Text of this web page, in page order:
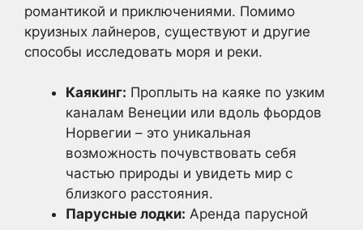
романтикой и приключениями. Помимо
круизных лайнеров, существуют и другие
способы исследовать моря и реки.
Каякинг: Проплыть на каяке по узким
каналам Венеции или вдоль фьордов
Норвегии – это уникальная
возможность почувствовать себя
частью природы и увидеть мир с
близкого расстояния.
Парусные лодки: Аренда парусной